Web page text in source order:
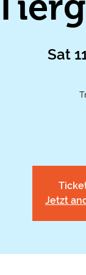
Sat
Jetzt